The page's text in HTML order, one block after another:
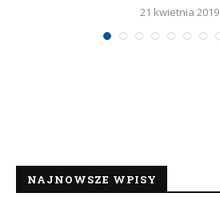
21 kwietnia 2019
NAJNOWSZE WPISY